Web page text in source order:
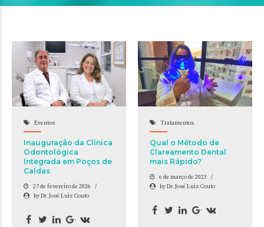
Eventos
Inauguração da Clínica
Odontológica
Integrada em Poços de
Caldas
27 de fevereiro de 2026
by Dr. José Luiz Couto
Tratamentos
Qual o Método de
Clareamento Dental
mais Rápido?
6 de março de 2023
by Dr. José Luiz Couto